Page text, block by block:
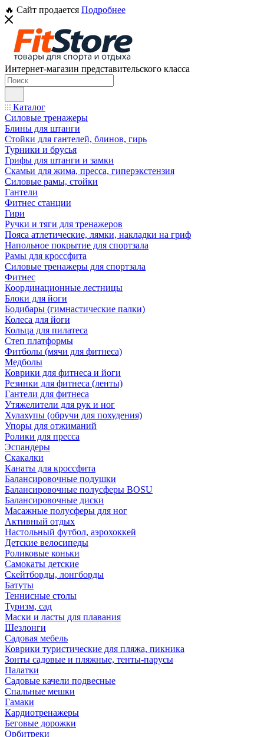
🔥 Сайт продается Подробнее
Интернет-магазин представительского класса
Каталог
Силовые тренажеры
Блины для штанги
Стойки для гантелей, блинов, гирь
Турники и брусья
Грифы для штанги и замки
Скамьи для жима, пресса, гиперэкстензия
Силовые рамы, стойки
Гантели
Фитнес станции
Гири
Ручки и тяги для тренажеров
Пояса атлетические, лямки, накладки на гриф
Напольное покрытие для спортзала
Рамы для кроссфита
Силовые тренажеры для спортзала
Фитнес
Координационные лестницы
Блоки для йоги
Бодибары (гимнастические палки)
Колеса для йоги
Кольца для пилатеса
Степ платформы
Фитболы (мячи для фитнеса)
Медболы
Коврики для фитнеса и йоги
Резинки для фитнеса (ленты)
Гантели для фитнеса
Утяжелители для рук и ног
Хулахупы (обручи для похудения)
Упоры для отжиманий
Ролики для пресса
Эспандеры
Скакалки
Канаты для кроссфита
Балансировочные подушки
Балансировочные полусферы BOSU
Балансировочные диски
Масажные полусферы для ног
Активный отдых
Настольный футбол, аэрохоккей
Детские велосипеды
Роликовые коньки
Самокаты детские
Скейтборды, лонгборды
Батуты
Теннисные столы
Туризм, сад
Маски и ласты для плавания
Шезлонги
Садовая мебель
Коврики туристические для пляжа, пикника
Зонты садовые и пляжные, тенты-парусы
Палатки
Садовые качели подвесные
Спальные мешки
Гамаки
Кардиотренажеры
Беговые дорожки
Орбитреки